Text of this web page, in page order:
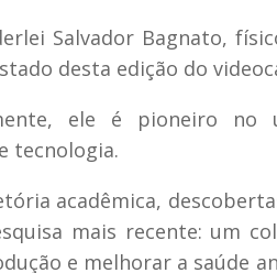
Salvador Bagnato,
desta edição do
ele é pioneiro
tecnologia.
acadêmica,
mais recente: um
e melhorar a saúde